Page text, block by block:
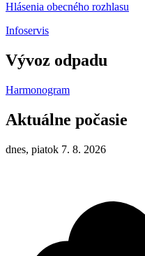
Hlásenia obecného rozhlasu
Infoservis
Vývoz odpadu
Harmonogram
Aktuálne počasie
dnes, piatok 7. 8. 2026